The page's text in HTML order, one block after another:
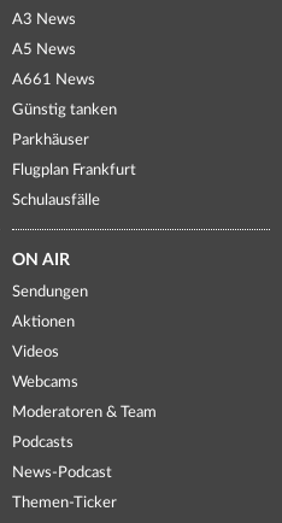
A3 News
A5 News
A661 News
Günstig tanken
Parkhäuser
Flugplan Frankfurt
Schulausfälle
ON AIR
Sendungen
Aktionen
Videos
Webcams
Moderatoren & Team
Podcasts
News-Podcast
Themen-Ticker